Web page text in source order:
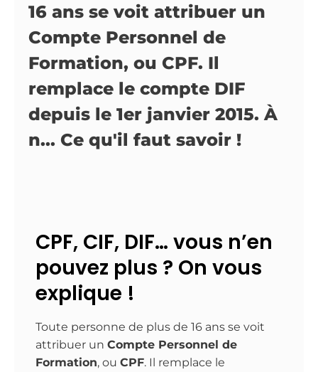
16 ans se voit attribuer un
Compte Personnel de
Formation, ou CPF. Il
remplace le compte DIF
depuis le 1er janvier 2015. À
n... Ce qu'il faut savoir !
CPF, CIF, DIF… vous n’en
pouvez plus ? On vous
explique !
Toute personne de plus de 16 ans se voit
attribuer un Compte Personnel de
Formation, ou CPF. Il remplace le